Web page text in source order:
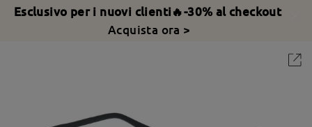
Esclusivo per i nuovi clienti🔥-30% al checkout
Acquista ora >